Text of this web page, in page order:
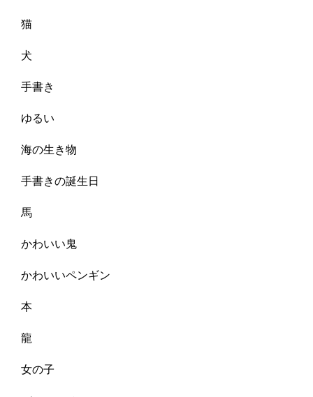
猫
犬
手書き
ゆるい
海の生き物
手書きの誕生日
馬
かわいい鬼
かわいいペンギン
本
龍
女の子